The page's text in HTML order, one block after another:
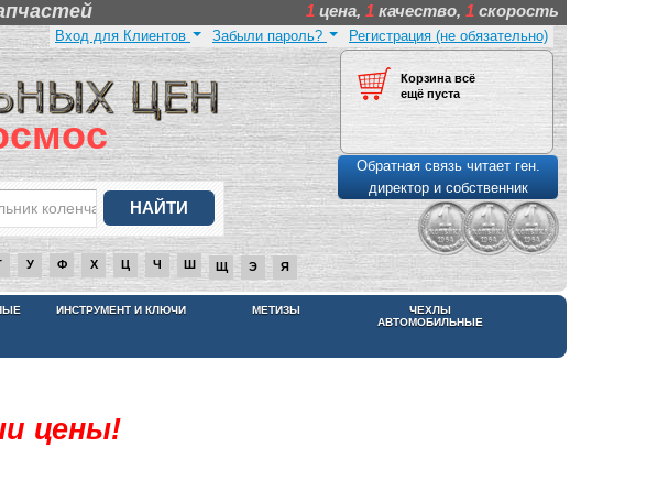
1 цена, 1 качество, 1 скорость
Регистрация (не обязательно)
Забыли пароль?
Вход для Клиентов
Корзина всё
ещё пуста
Обратная связь читает ген.
директор и собственник
У Ф Х Ц Ч Ш Щ Э Я
ЦЕНЫИНСТРУМЕНТ И КЛЮЧИ МЕТИЗЫ
ЧЕХЛЫ
АВТОМОБИЛЬНЫЕ
цены!